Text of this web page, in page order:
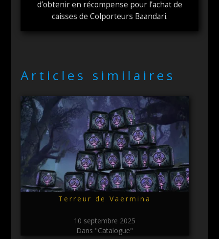
d’obtenir en récompense pour l’achat de
caisses de Colporteurs Baandari.
Articles similaires
Terreur de Vaermina
10 septembre 2025
Dans "Catalogue"